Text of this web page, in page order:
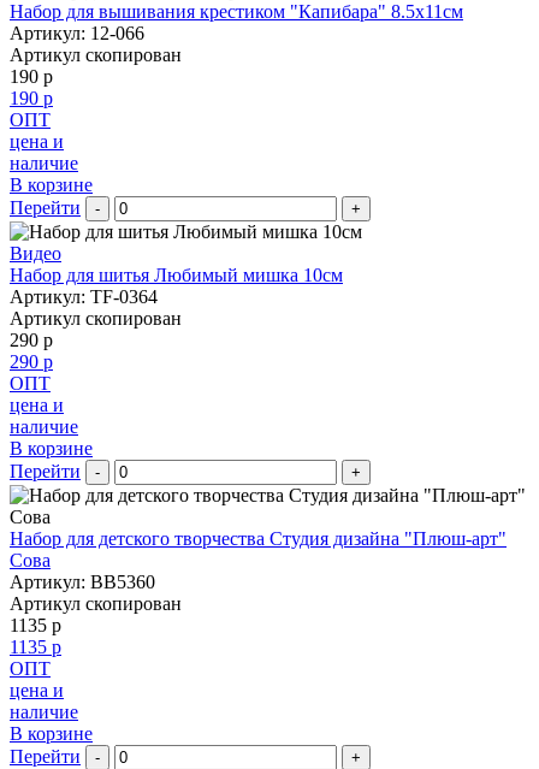
Набор для вышивания крестиком "Капибара" 8.5х11см
Артикул: 12-066
Артикул скопирован
190 р
190 р
ОПТ
цена и
наличие
В корзине
Перейти
- +
Видео
Набор для шитья Любимый мишка 10см
Артикул: TF-0364
Артикул скопирован
290 р
290 р
ОПТ
цена и
наличие
В корзине
Перейти
- +
Набор для детского творчества Студия дизайна "Плюш-арт"
Сова
Артикул: BB5360
Артикул скопирован
1135 р
1135 р
ОПТ
цена и
наличие
В корзине
Перейти
- +